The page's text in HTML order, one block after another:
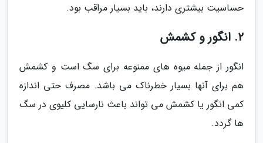
حساسیت بیشتری دارند، باید بسیار مراقب بود.
2. انگور و کشمش
انگور از جمله میوه های ممنوعه برای سگ است و کشمش
هم برای آنها بسیار خطرناک می باشد. مصرف حتی اندازه
کمی انگور یا کشمش می تواند باعث نارسایی کلیوی در سگ
ها گردد.